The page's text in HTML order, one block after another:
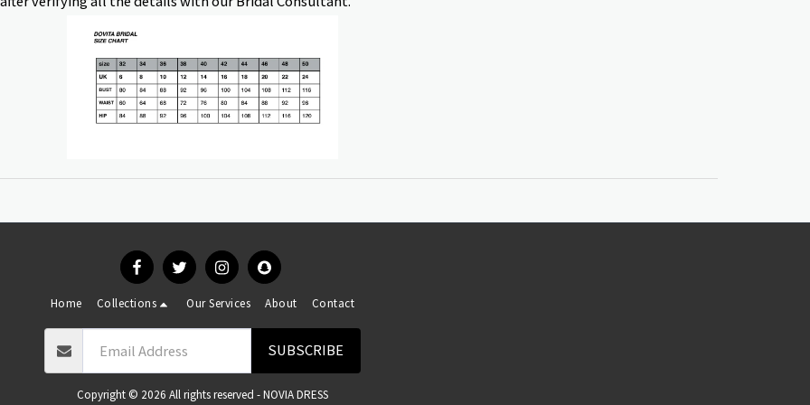
Home Collections Our Services About Contact
SUBSCRIBE
Copyright © 2026 All rights reserved -NOVIA DRESS